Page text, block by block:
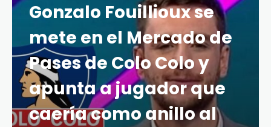
Gonzalo Fouillioux se
mete en el Mercado de
Pases de Colo Colo y
apunta a jugador que
caería como anillo al